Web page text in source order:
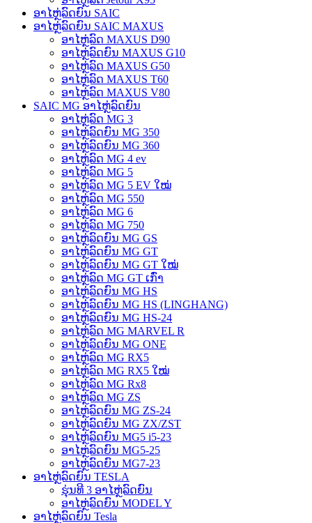
ອາໄຫຼ່ລົດຍົນ SAIC
ອາໄຫຼ່ລົດຍົນ SAIC MAXUS
ອາໄຫຼ່ລົດ MAXUS D90
ອາໄຫຼ່ລົດຍົນ MAXUS G10
ອາໄຫຼ່ລົດ MAXUS G50
ອາໄຫຼ່ລົດ MAXUS T60
ອາໄຫຼ່ລົດ MAXUS V80
SAIC MG ອາໄຫຼ່ລົດຍົນ
ອາໄຫຼ່ລົດ MG 3
ອາໄຫຼ່ລົດຍົນ MG 350
ອາໄຫຼ່ລົດຍົນ MG 360
ອາໄຫຼ່ລົດ MG 4 ev
ອາໄຫຼ່ລົດ MG 5
ອາໄຫຼ່ລົດ MG 5 EV ໃໝ່
ອາໄຫຼ່ລົດ MG 550
ອາໄຫຼ່ລົດ MG 6
ອາໄຫຼ່ລົດ MG 750
ອາໄຫຼ່ລົດຍົນ MG GS
ອາໄຫຼ່ລົດຍົນ MG GT
ອາໄຫຼ່ລົດຍົນ MG GT ໃໝ່
ອາໄຫຼ່ລົດ MG GT ເກົ່າ
ອາໄຫຼ່ລົດຍົນ MG HS
ອາໄຫຼ່ລົດຍົນ MG HS (LINGHANG)
ອາໄຫຼ່ລົດຍົນ MG HS-24
ອາໄຫຼ່ລົດ MG MARVEL R
ອາໄຫຼ່ລົດຍົນ MG ONE
ອາໄຫຼ່ລົດ MG RX5
ອາໄຫຼ່ລົດ MG RX5 ໃໝ່
ອາໄຫຼ່ລົດ MG Rx8
ອາໄຫຼ່ລົດ MG ZS
ອາໄຫຼ່ລົດຍົນ MG ZS-24
ອາໄຫຼ່ລົດຍົນ MG ZX/ZST
ອາໄຫຼ່ລົດຍົນ MG5 i5-23
ອາໄຫຼ່ລົດຍົນ MG5-25
ອາໄຫຼ່ລົດຍົນ MG7-23
ອາໄຫຼ່ລົດຍົນ TESLA
ຮຸ່ນທີ 3 ອາໄຫຼ່ລົດຍົນ
ອາໄຫຼ່ລົດຍົນ MODEL Y
ອາໄຫຼ່ລົດຍົນ Tesla